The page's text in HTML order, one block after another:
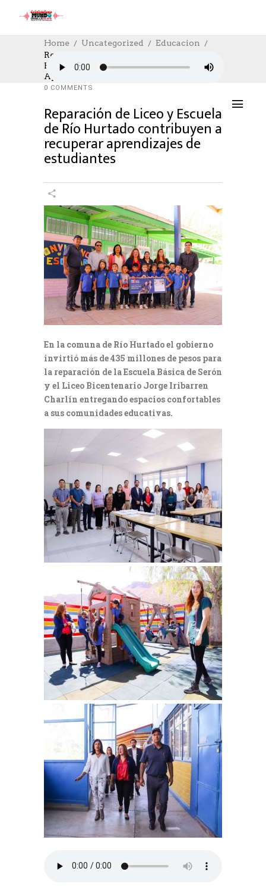
Home Uncategorized
Educacion
Reparación De Liceo Y Escuela De Río
Hurtado Contribuyen A Recuperar
Aprendizajes De Estudiantes
EDUCACION, NOTICIAS,SOCIAL
07/12/2023
AUTHOR: HECTOR
0 COMMENTS
Reparación de Liceo y Escuela
de Río Hurtado contribuyen a
recuperar aprendizajes de
estudiantes
En la comuna de Río Hurtado el gobierno
invirtió más de 435 millones de pesos para
la reparación de la Escuela Básica de Serón
y el Liceo Bicentenario Jorge Iribarren
Charlín entregando espacios confortables
a sus comunidades educativas.